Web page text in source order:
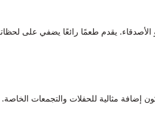
الأصدقاء. يقدم طعمًا رائعًا يضفي على
إضافة مثالية للحفلات والتجمعات الخاصة.